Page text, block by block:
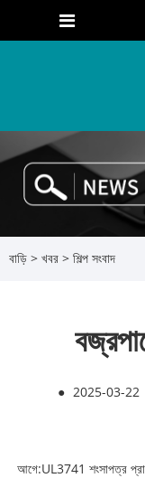
বাড়ি > খবর > শিল্প সংবাদ
● 2025-03-22
আগে:UL3741 শংসাপত্র